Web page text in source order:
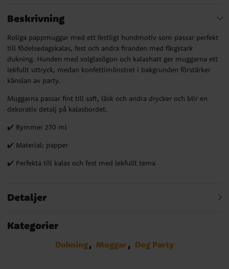
Beskrivning
Roliga pappmuggar med ett festligt hundmotiv som passar perfekt
till födelsedagskalas, fest och andra firanden med färgstark
dukning. Hunden med solglasögon och kalashatt ger muggarna ett
lekfullt uttryck, medan konfettimönstret i bakgrunden förstärker
känslan av party.
Muggarna passar fint till saft, läsk och andra drycker och blir en
dekorativ detalj på kalasbordet.
✔️ Rymmer 270 ml
✔️ Material: papper
✔️ Perfekta till kalas och fest med lekfullt tema
Detaljer
Kategorier
Dukning Muggar Dog Party